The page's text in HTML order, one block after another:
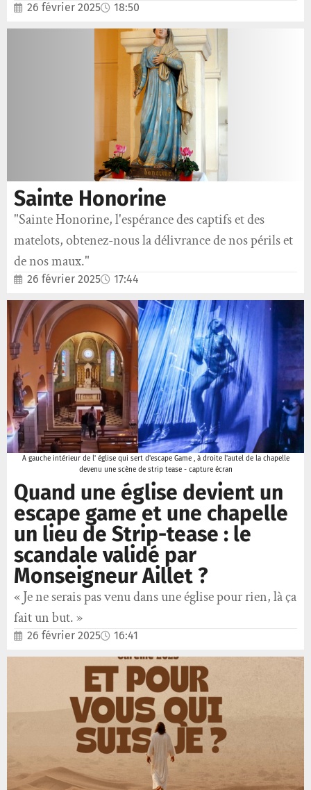
26 février 2025 18:50
Sainte Honorine
"Sainte Honorine, l'espérance des captifs et des
matelots, obtenez-nous la délivrance de nos périls et
de nos maux."
26 février 2025 17:44
A gauche intérieur de l' église qui sert d'escape Game , à droite l'autel de la chapelle
devenu une scène de strip tease - capture écran
Quand une église devient un
escape game et une chapelle
un lieu de Strip-tease : le
scandale validé par
Monseigneur Aillet ?
« Je ne serais pas venu dans une église pour rien, là ça
fait un but. »
26 février 2025 16:41